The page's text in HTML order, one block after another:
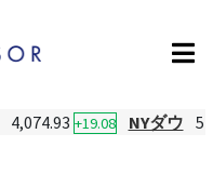
4,074.93 +19.08 NYダウ